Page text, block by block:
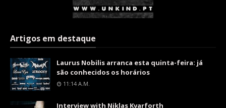
Artigos em destaque
Laurus Nobilis arranca esta quinta-feira: já
são conhecidos os horários
11:14 A.m.
Interview with Niklas Kvarforth